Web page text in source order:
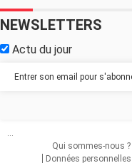
NEWSLETTERS
Actu du jour
...
Qui sommes-nous ?
Données personnelles